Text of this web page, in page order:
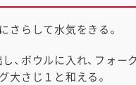
さらして水気をきる。
、ボウルに入れ、フォー
大さじ１と和える。